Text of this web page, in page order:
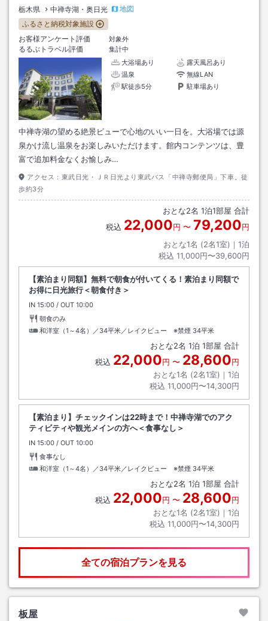
栃木県 中禅寺湖・奥日光
地図
ふるさと納税対象施設
お客様アンケート評価
対象外
るるぶトラベル評価
集計中
大浴場あり
露天風呂あり
温泉
無線LAN
駅徒歩5分
駐車場あり
中禅寺湖の望める絶景ビューで心地のいい一日を。大浴場では源
泉かけ流し温泉をお楽しみいただけます。館内コンテンツは、豊
富で追加料金なくお愉しみ…
アクセス： 東武日光・ＪＲ日光より東武バス「中禅寺郵便局」下車。徒
歩約3分
おとな2名 1泊1部屋 合計
税込 22,000円 〜 79,200円
おとな1名 (2名1室)｜ 1泊
税込 11,000円〜39,600円
【素泊まり同額】無料で朝食が付いてくる！素泊まり同額で
お得に日光旅行＜朝食付き＞
IN チェックイン
15:00 / OUT チェックアウト
10:00
朝食のみ
和洋室（1～4名）／34平米／レイクビュー ※禁煙 34平米
おとな2名 1泊 1部屋 合計
税込 22,000円 〜 28,600円
おとな1名 (2名1室)｜ 1泊
税込 11,000円〜14,300円
【素泊まり】チェックインは22時まで！中禅寺湖でのアク
ティビティや観光メインの方へ＜食事なし＞
IN チェックイン
15:00 / OUT チェックアウト
10:00
食事なし
和洋室（1～4名）／34平米／レイクビュー ※禁煙 34平米
おとな2名 1泊 1部屋 合計
税込 22,000円 〜 28,600円
おとな1名 (2名1室)｜ 1泊
税込 11,000円〜14,300円
全ての宿泊プランを見る
板屋